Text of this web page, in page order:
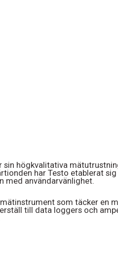
högkvalitativa
har Testo etablerat
med användarvänlighet.
som täcker en
till data loggers och